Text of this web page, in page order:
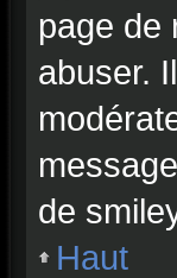
page de
abuser.
de
Haut